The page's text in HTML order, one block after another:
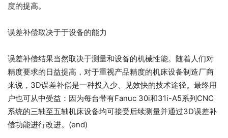
度的提高。
误差补偿取决于于设备的能力
误差补偿结果当然取决于测量和设备的机械性能。随着人们对
精度要求的日益提高，对于重视产品精度的机床设备制造厂商
来说，3D误差补偿是一种投入少、见效快的技术途径。最终用
户也可从中受益：因为每台带有Fanuc 30i和31i-A5系列CNC
系统的三轴至五轴机床设备均可接受后续测量并通过3D误差补
偿功能进行改进。(end)